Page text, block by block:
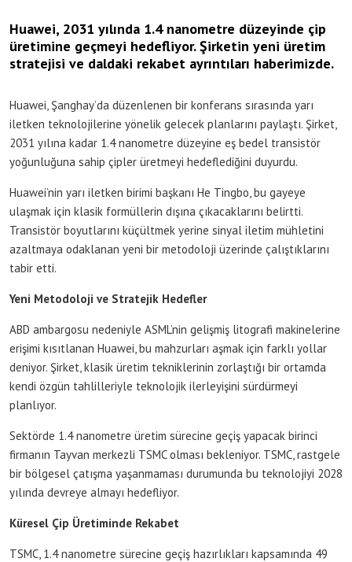
Huawei, 2031 yılında 1.4 nanometre düzeyinde çip
üretimine geçmeyi hedefliyor. Şirketin yeni üretim
stratejisi ve daldaki rekabet ayrıntıları haberimizde.
Huawei, Şanghay’da düzenlenen bir konferans sırasında yarı
iletken teknolojilerine yönelik gelecek planlarını paylaştı. Şirket,
2031 yılına kadar 1.4 nanometre düzeyine eş bedel transistör
yoğunluğuna sahip çipler üretmeyi hedeflediğini duyurdu.
Huawei’nin yarı iletken birimi başkanı He Tingbo, bu gayeye
ulaşmak için klasik formüllerin dışına çıkacaklarını belirtti.
Transistör boyutlarını küçültmek yerine sinyal iletim mühletini
azaltmaya odaklanan yeni bir metodoloji üzerinde çalıştıklarını
tabir etti.
Yeni Metodoloji ve Stratejik Hedefler
ABD ambargosu nedeniyle ASML’nin gelişmiş litografi makinelerine
erişimi kısıtlanan Huawei, bu mahzurları aşmak için farklı yollar
deniyor. Şirket, klasik üretim tekniklerinin zorlaştığı bir ortamda
kendi özgün tahlilleriyle teknolojik ilerleyişini sürdürmeyi
planlıyor.
Sektörde 1.4 nanometre üretim sürecine geçiş yapacak birinci
firmanın Tayvan merkezli TSMC olması bekleniyor. TSMC, rastgele
bir bölgesel çatışma yaşanmaması durumunda bu teknolojiyi 2028
yılında devreye almayı hedefliyor.
Küresel Çip Üretiminde Rekabet
TSMC, 1.4 nanometre sürecine geçiş hazırlıkları kapsamında 49